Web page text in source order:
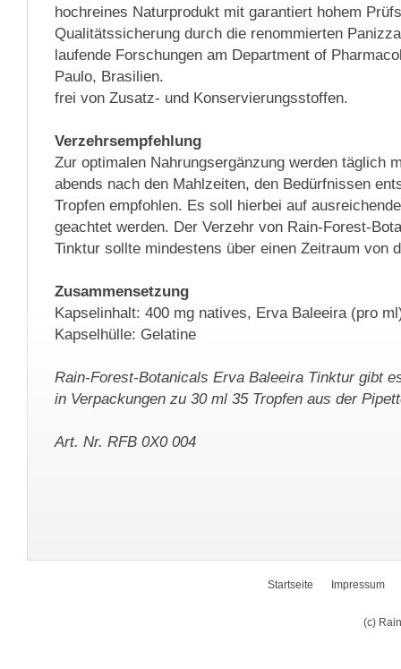
hochreines Naturprodukt mit garantiert hohem
Qualitätssicherung durch die renommierten
laufende Forschungen am Department of
Paulo, Brasilien.
frei von Zusatz- und Konservierungsstoffen.
Verzehrsempfehlung
Zur optimalen Nahrungsergänzung werden täglich
abends nach den Mahlzeiten, den Bedürfnissen
Tropfen empfohlen. Es soll hierbei auf
geachtet werden. Der Verzehr von Rain-Forest-
Tinktur sollte mindestens über einen Zeitraum von
Zusammensetzung
Kapselinhalt: 400 mg natives, Erva Baleeira (pro
Kapselhülle: Gelatine
Rain-Forest-Botanicals Erva Baleeira Tinktur gibt
in Verpackungen zu 30 ml 35 Tropfen aus der
Art. Nr. RFB 0X0 004
Startseite Impressum
(c)